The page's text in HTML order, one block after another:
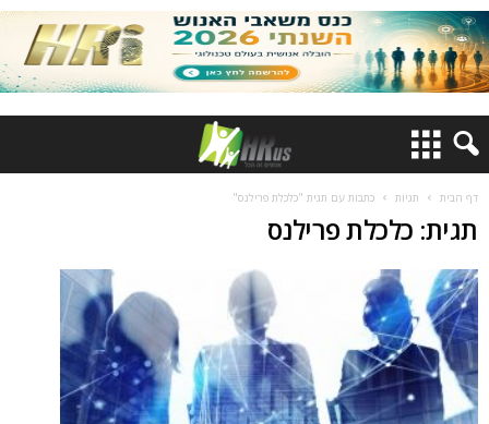
דף הבית תגיות כתבות עם תגית "כלכלת פרילנס"
תגית: כלכלת פרילנס